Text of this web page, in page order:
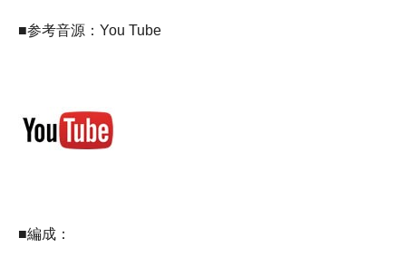
■参考音源：You Tube
■編成：